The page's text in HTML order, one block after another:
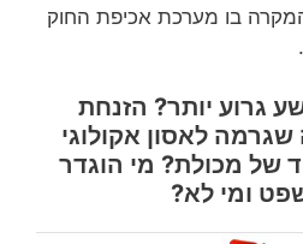
בו מערכת אכיפת החוק
גרוע יותר? הזנחת
לאסון אקולוגי
של מכולת? מי הוגדר
ומי לא?